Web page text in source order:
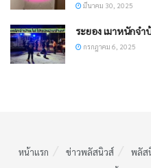
มีนาคม 30, 2025
ระยอง เมาหนักจ
กรกฎาคม 6, 2025
หน้าแรก ข่าวพลัสนิวส์ พลัส